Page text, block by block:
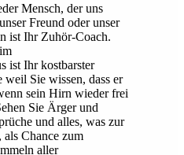
Mensch, der uns
Freund oder unser
ist Ihr Zuhör-Coach.
ist Ihr kostbarster
weil Sie wissen, dass er
sein Hirn wieder frei
Sie Ärger und
und alles, was zur
als Chance zum
aller